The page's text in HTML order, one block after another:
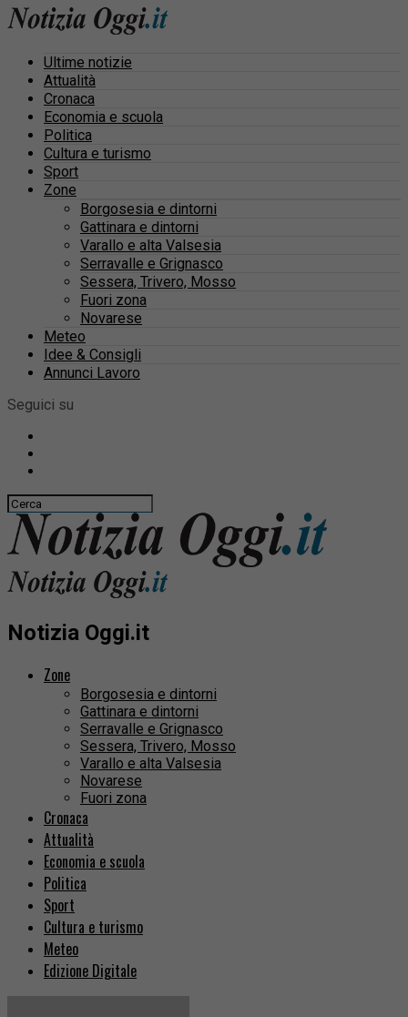
Ultime notizie
Attualità
Cronaca
Economia e scuola
Politica
Cultura e turismo
Sport
Zone
Borgosesia e dintorni
Gattinara e dintorni
Varallo e alta Valsesia
Serravalle e Grignasco
Sessera, Trivero, Mosso
Fuori zona
Novarese
Meteo
Idee & Consigli
Annunci Lavoro
Seguici su
Notizia Oggi.it
Zone
Borgosesia e dintorni
Gattinara e dintorni
Serravalle e Grignasco
Sessera, Trivero, Mosso
Varallo e alta Valsesia
Novarese
Fuori zona
Cronaca
Attualità
Economia e scuola
Politica
Sport
Cultura e turismo
Meteo
Edizione Digitale